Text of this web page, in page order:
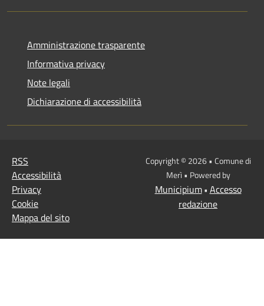
Amministrazione trasparente
Informativa privacy
Note legali
Dichiarazione di accessibilità
RSS
Accessibilità
Privacy
Cookie
Mappa del sito
Copyright © 2026 • Comune di
Merì • Powered by
Municipium• Accesso
redazione